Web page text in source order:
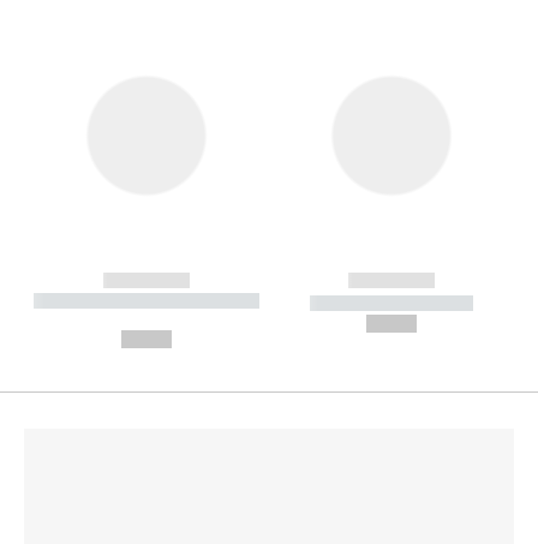
------------
----------- ----------- --------
------------
----------- -----------